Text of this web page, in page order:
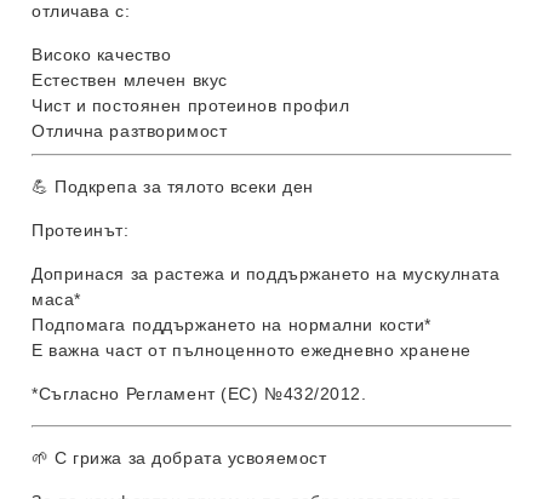
отличава с:
Високо качество
Естествен млечен вкус
Чист и постоянен протеинов профил
Отлична разтворимост
💪 Подкрепа за тялото всеки ден
Протеинът:
Допринася за растежа и поддържането на мускулната
маса*
Подпомага поддържането на нормални кости*
Е важна част от пълноценното ежедневно хранене
*Съгласно Регламент (ЕС) №432/2012.
🌱 С грижа за добрата усвояемост